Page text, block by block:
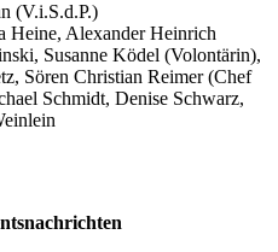
(V.i.S.d.P.)
Heine, Alexander Heinrich
Susanne Ködel (Volontärin),
Sören Christian Reimer (Chef
Schmidt, Denise Schwarz,